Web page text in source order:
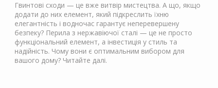
Гвинтові сходи — це вже витвір мистецтва. А що, якщо
додати до них елемент, який підкреслить їхню
елегантність і водночас гарантує неперевершену
безпеку? Перила з нержавіючої сталі — це не просто
функціональний елемент, а інвестиція у стиль та
надійність. Чому вони є оптимальним вибором для
вашого дому? Читайте далі.